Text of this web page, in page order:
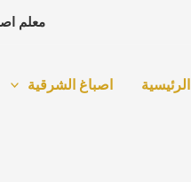
معلم
الرئيسية اصباغ الشرقية